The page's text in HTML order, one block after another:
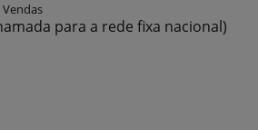
para a rede fixa nacional)